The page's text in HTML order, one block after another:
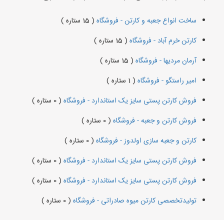
ساخت انواع جعبه و کارتن - فروشگاه ( 15 ستاره )
کارتن خرم آباد - فروشگاه ( 15 ستاره )
آرمان مردیها - فروشگاه ( 15 ستاره )
امیر راستگو - فروشگاه ( 1 ستاره )
فروش کارتن پستی سایز یک استاندارد - فروشگاه ( 0 ستاره )
فروش کارتن و جعبه - فروشگاه ( 0 ستاره )
کارتن و جعبه سازی اولدوز - فروشگاه ( 0 ستاره )
فروش کارتن پستی سایز یک استاندارد - فروشگاه ( 0 ستاره )
فروش کارتن پستی سایز یک استاندارد - فروشگاه ( 0 ستاره )
تولیدتخصصی کارتن میوه صادراتی - فروشگاه ( 0 ستاره )